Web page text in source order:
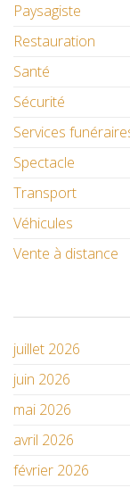
Paysagiste
Restauration
Santé
Sécurité
Services
Spectacle
Transport
Véhicules
Vente à distance
juillet 2026
juin 2026
mai 2026
avril 2026
février 2026